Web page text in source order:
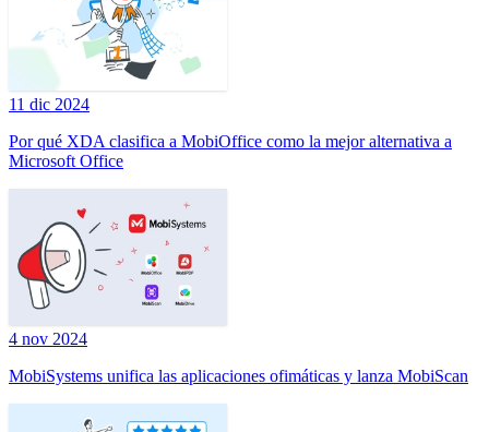
11 dic 2024
Por qué XDA clasifica a MobiOffice como la mejor alternativa a
Microsoft Office
4 nov 2024
MobiSystems unifica las aplicaciones ofimáticas y lanza MobiScan